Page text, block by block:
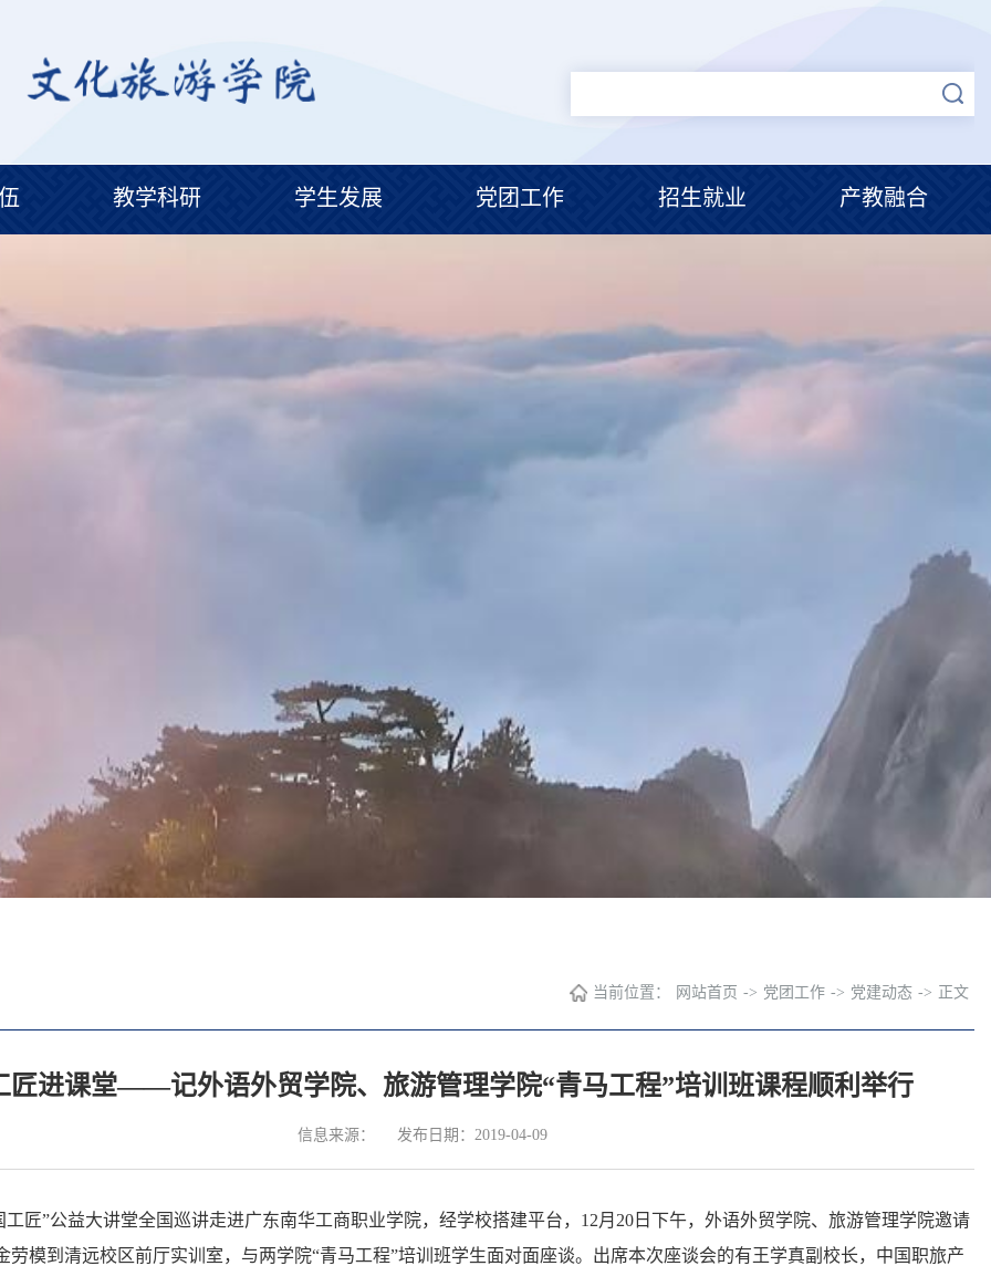
教学科研 学生发展 党团工作 招生就业 产教融合
当前位置： 网站首页 -> 党团工作 -> 党建动态 -> 正文
匠进课堂——记外语外贸学院、旅游管理学院“青马工程”培训班课程顺利举行
信息来源： 发布日期：2019-04-09
工匠”公益大讲堂全国巡讲走进广东南华工商职业学院，经学校搭建平台，12月20日下午，外语外贸学院、旅游管理学院邀请
劳模到清远校区前厅实训室，与两学院“青马工程”培训班学生面对面座谈。出席本次座谈会的有王学真副校长，中国职旅产